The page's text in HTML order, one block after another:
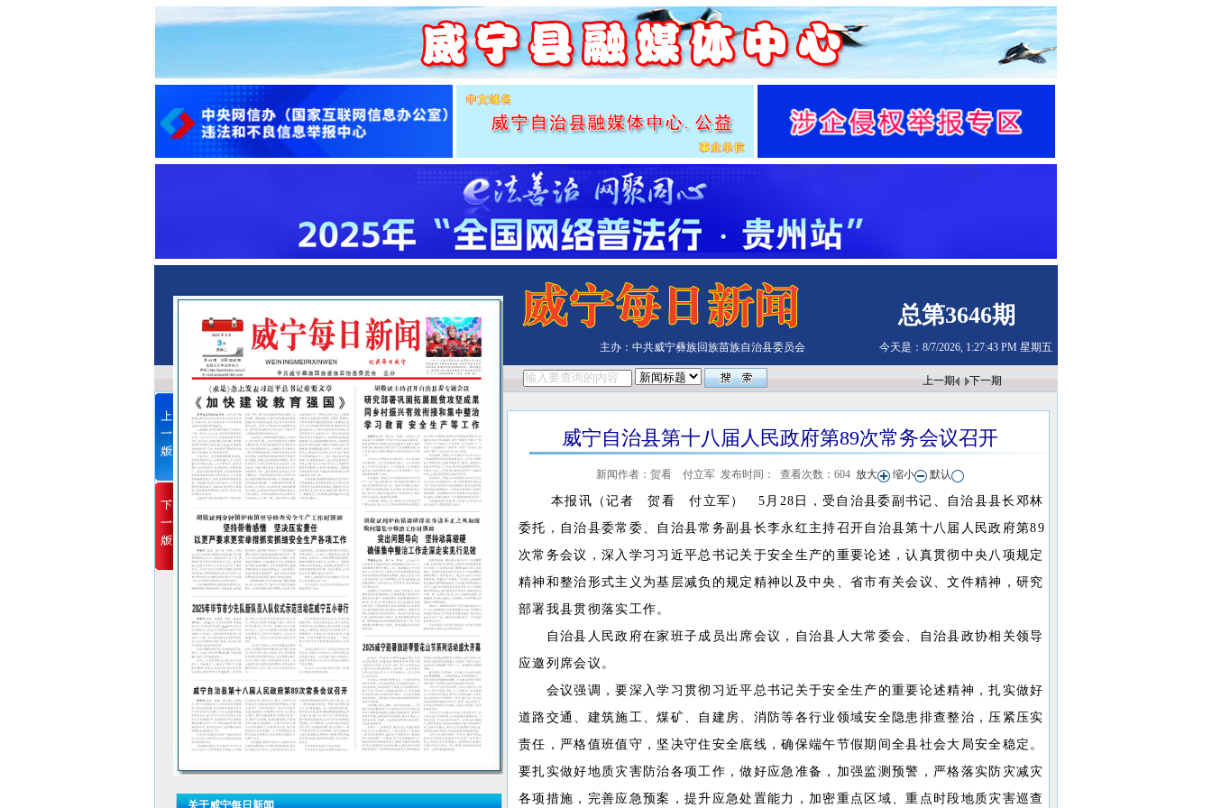
主办：中共威宁彝族回族苗族自治县委员会 今天是：8/7/2026, 1:27:44 PM 星期五
总第3646期
威宁自治县第十八届人民政府第89次常务会议召开
新闻作者：贺看 付立军 发布时间： 查看次数： 604 放大 缩小 默认
本报讯（记者 贺看 付立军） 5月28日，受自治县委副书记、自治县县长邓林
委托，自治县委常委、自治县常务副县长李永红主持召开自治县第十八届人民政府第89
次常务会议，深入学习习近平总书记关于安全生产的重要论述，认真贯彻中央八项规定
精神和整治形式主义为基层减负的规定精神以及中央、省市有关会议、文件精神，研究
部署我县贯彻落实工作。
自治县人民政府在家班子成员出席会议，自治县人大常委会、自治县政协相关领导
应邀列席会议。
会议强调，要深入学习贯彻习近平总书记关于安全生产的重要论述精神，扎实做好
道路交通、建筑施工、煤矿、自建房、消防等各行业领域安全隐患排查整治，压紧压实
责任，严格值班值守，坚决守住安全底线，确保端午节假期间全县社会大局安全稳定。
要扎实做好地质灾害防治各项工作，做好应急准备，加强监测预警，严格落实防灾减灾
各项措施，完善应急预案，提升应急处置能力，加密重点区域、重点时段地质灾害巡查